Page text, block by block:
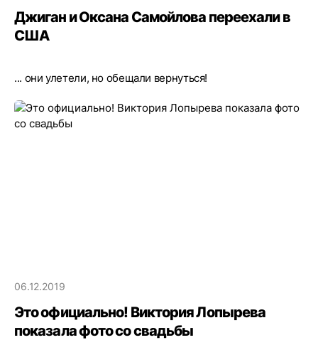
Джиган и Оксана Самойлова переехали в
США
... они улетели, но обещали вернуться!
06.12.2019
Это официально! Виктория Лопырева
показала фото со свадьбы